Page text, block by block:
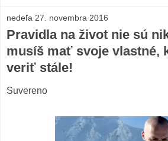
nedeľa 27. novembra 2016
Pravidla na život nie sú
musíš mať svoje vlastné,
veriť stále!
Suvereno